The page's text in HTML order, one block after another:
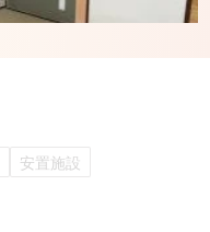
安置施設